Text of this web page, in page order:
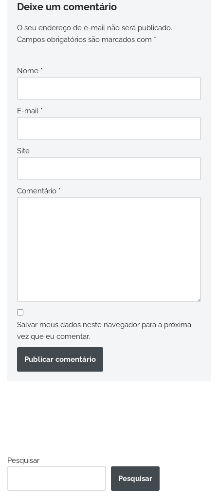
Deixe um comentário
O seu endereço de e-mail não será publicado.
Campos obrigatórios são marcados com *
Nome *
E-mail *
Site
Comentário *
Salvar meus dados neste navegador para a próxima
vez que eu comentar.
Pesquisar
Pesquisar